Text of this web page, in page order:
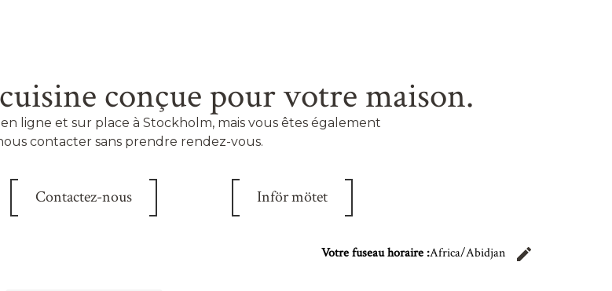
conçue pour votre maison.
ligne et sur place à Stockholm, mais vous êtes également
contacter sans prendre rendez-vous.
Contactez-nous Inför mötet